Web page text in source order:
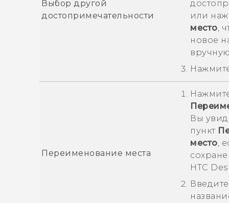
Выбор другой
достопримечательности
или
место ,
новое
Переименование места
Вы
пункт
место ,
HTC